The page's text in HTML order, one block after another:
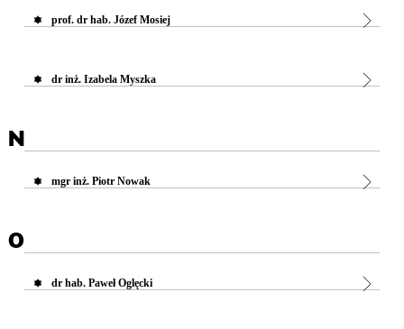
prof. dr hab. Józef Mosiej
dr inż. Izabela Myszka
N
mgr inż. Piotr Nowak
O
dr hab. Paweł Oglęcki